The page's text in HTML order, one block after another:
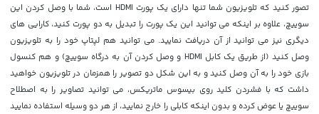
تصور کنید که تلویزیون شما تنها دارای یک پورت HDMI است، شما با وصل کردن این
سوییچ، علاوه بر اینکه می توانید این یک پورت را تبدیل به دو پورت کنید، کارایی های
دیگری نیز می توانید از آن دریافت نمایید. می توانید هم لپتاپ خود را به تلویزیون
وصل کنید (از طریق یک کابل HDMI و وصل کردن آن به درگاه سوییچ) و هم کنسول
بازی خود را به آن وصل کنید و به این شکل دو تصویر را همزمان در تلویزیون خواهید
داشت که با فشردن کلید روی بیسوس ماتریکس، می توانید تصاویر را به اصطلاح
سوییچ یا عوض کرده و بدون اینکه کابلی را خارج نمایید، از هر دو وسیله استفاده نمایید